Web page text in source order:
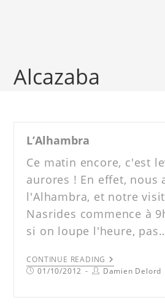
Alcazaba
L’Alhambra
Ce matin encore, c'est
aurores ! En effet, nous
l'Alhambra, et notre
Nasrides commence à
si on loupe l'heure,
CONTINUE READING
01/10/2012
Damien Delord